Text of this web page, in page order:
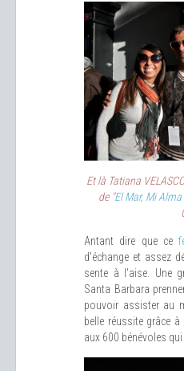
Et là Tatiana
de "El Mar, Mi Alma
Antant dire que ce
d'échange et assez
sente à l'aise. Une
Santa Barbara
pouvoir assister au
belle réussite grâce
aux 600 bénévoles